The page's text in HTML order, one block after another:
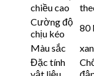
chiều cao
Cường độ
chịu kéo
80
Màu sắc
Đặc tính
vật liệu